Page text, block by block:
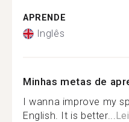
APRENDE
Inglês
Minhas metas de
I wanna improve my
English. It is better...